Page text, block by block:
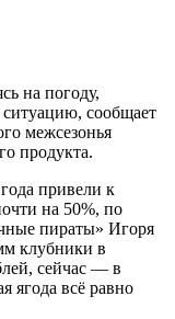
на погоду,
сообщает
межсезонья
продукта.
привели к
на 50%, по
пираты» Игоря
клубники в
сейчас — в
ягода всё равно